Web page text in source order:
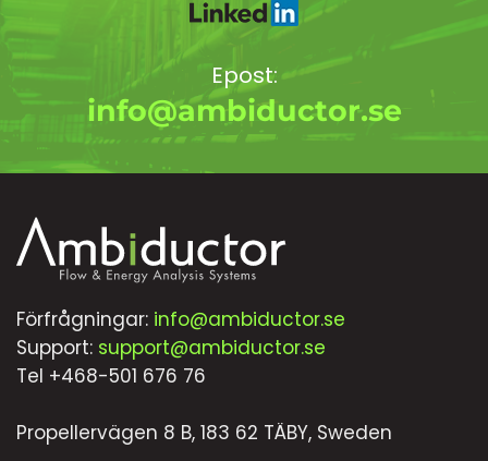
Epost:
info@ambiductor.se
Förfrågningar: info@ambiductor.se
Support: support@ambiductor.se
Tel +468-501 676 76
Propellervägen 8 B, 183 62 TÄBY, Sweden